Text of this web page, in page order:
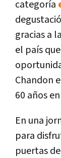
categoría
gracias a
el país
Chandon
60 años
En una
para
puertas